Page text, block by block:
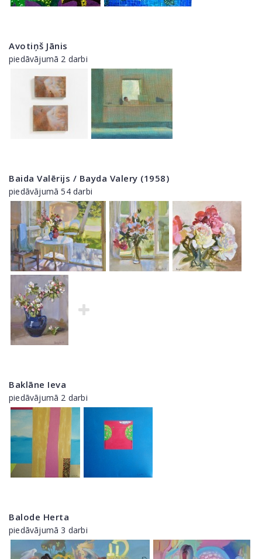
Avotiņš Jānis
piedāvājumā 2 darbi
Baida Valērijs / Bayda Valery (1958)
piedāvājumā 54 darbi
Baklāne Ieva
piedāvājumā 2 darbi
Balode Herta
piedāvājumā 3 darbi